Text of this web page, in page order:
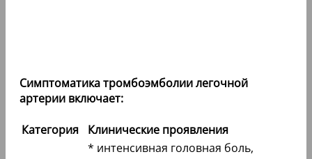
Симптоматика тромбоэмболии легочной
артерии включает:
Категория
Клинические проявления
* интенсивная головная боль,